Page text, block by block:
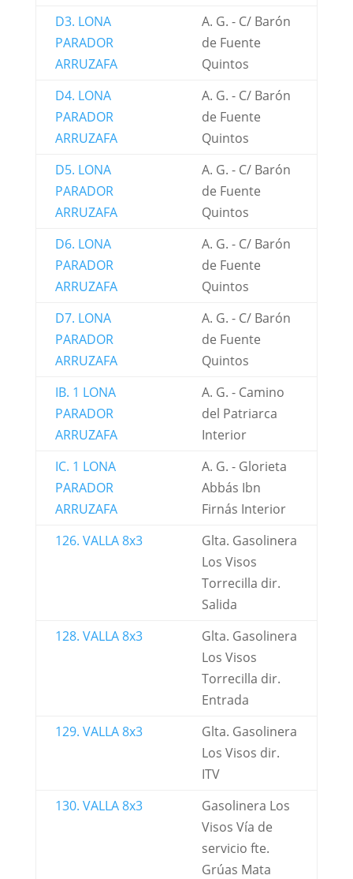
D3. LONA
PARADOR
ARRUZAFA
A. G. - C/ Barón
de Fuente
Quintos
D4. LONA
PARADOR
ARRUZAFA
A. G. - C/ Barón
de Fuente
Quintos
D5. LONA
PARADOR
ARRUZAFA
A. G. - C/ Barón
de Fuente
Quintos
D6. LONA
PARADOR
ARRUZAFA
A. G. - C/ Barón
de Fuente
Quintos
D7. LONA
PARADOR
ARRUZAFA
A. G. - C/ Barón
de Fuente
Quintos
IB. 1 LONA
PARADOR
ARRUZAFA
A. G. - Camino
del Patriarca
Interior
IC. 1 LONA
PARADOR
ARRUZAFA
A. G. - Glorieta
Abbás Ibn
Firnás Interior
126. VALLA 8x3
Glta. Gasolinera
Los Visos
Torrecilla dir.
Salida
128. VALLA 8x3
Glta. Gasolinera
Los Visos
Torrecilla dir.
Entrada
129. VALLA 8x3
Glta. Gasolinera
Los Visos dir.
ITV
130. VALLA 8x3
Gasolinera Los
Visos Vía de
servicio fte.
Grúas Mata